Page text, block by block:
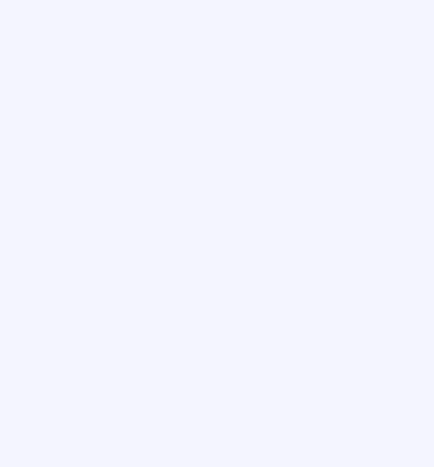
援×DX×投資｜経営コンサルタント
代表する企業のAI変革をリード
上げ×両面型エージェント募集」